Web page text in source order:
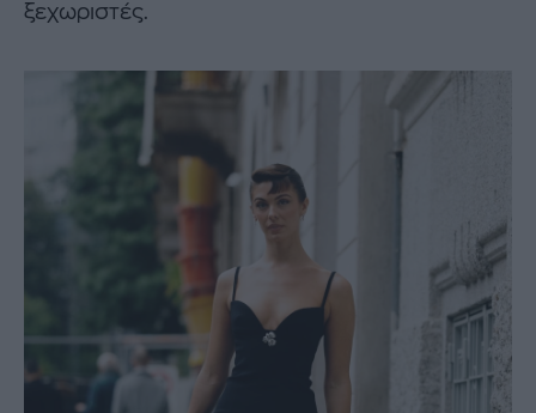
ξεχωριστές.